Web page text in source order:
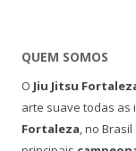
QUEM SOMOS
O Jiu Jitsu
arte suave todas as
Fortaleza, no